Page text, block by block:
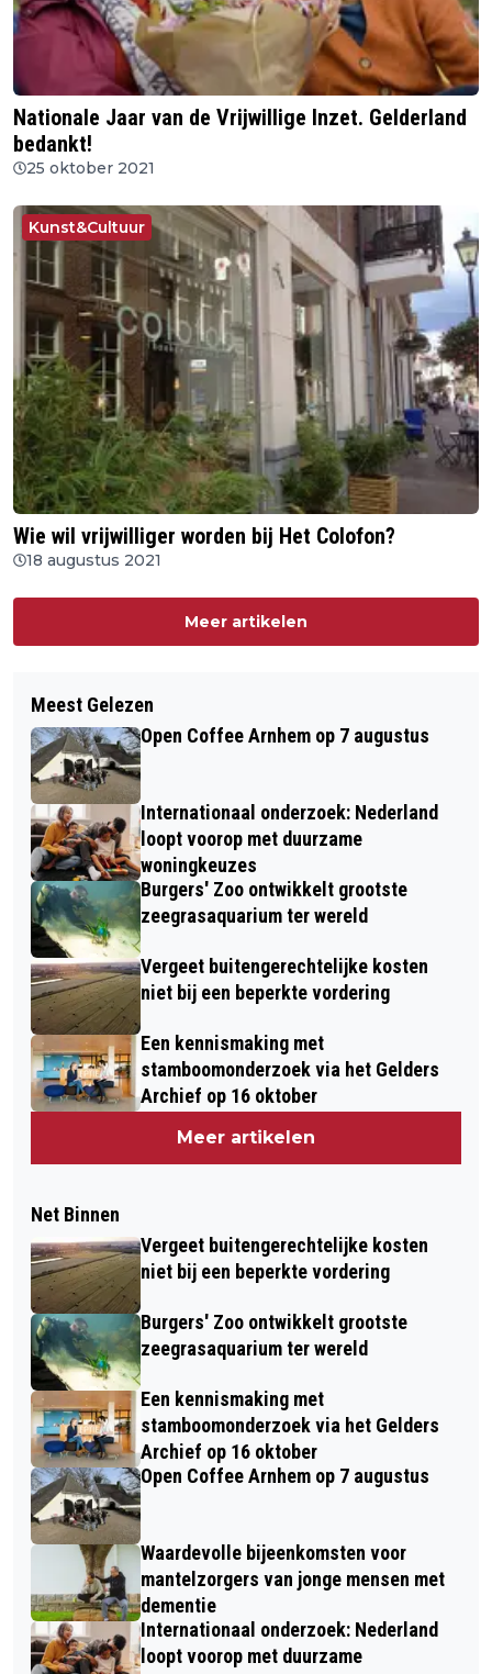
Nationale Jaar van de Vrijwillige Inzet. Gelderland
bedankt!
25 oktober 2021
Kunst&Cultuur
Wie wil vrijwilliger worden bij Het Colofon?
18 augustus 2021
Meer artikelen
Meest Gelezen
Open Coffee Arnhem op 7 augustus
Internationaal onderzoek: Nederland
loopt voorop met duurzame
woningkeuzes
Burgers' Zoo ontwikkelt grootste
zeegrasaquarium ter wereld
Vergeet buitengerechtelijke kosten
niet bij een beperkte vordering
Een kennismaking met
stamboomonderzoek via het Gelders
Archief op 16 oktober
Meer artikelen
Net Binnen
Vergeet buitengerechtelijke kosten
niet bij een beperkte vordering
Burgers' Zoo ontwikkelt grootste
zeegrasaquarium ter wereld
Een kennismaking met
stamboomonderzoek via het Gelders
Archief op 16 oktober
Open Coffee Arnhem op 7 augustus
Waardevolle bijeenkomsten voor
mantelzorgers van jonge mensen met
dementie
Internationaal onderzoek: Nederland
loopt voorop met duurzame